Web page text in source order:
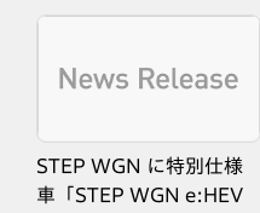
STEP WGN に特別仕様
車「STEP WGN e:HEV